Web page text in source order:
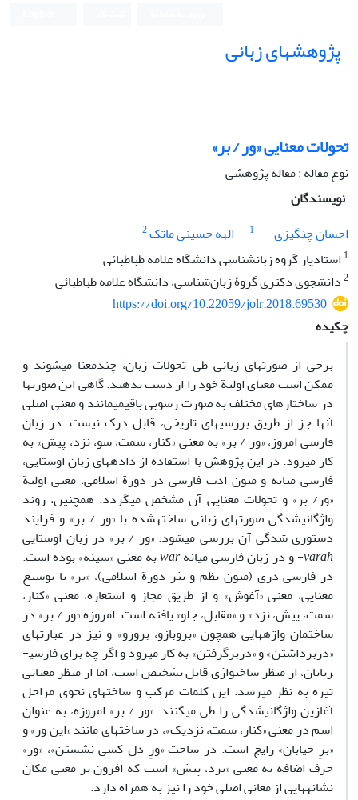
پژوهشهای زبانی
تحولات معنایی «ور / بر»
نوع مقاله : مقاله پژوهشی
نویسندگان
احسان چنگیزی
1 الهه حسینی ماتک2
1 استادیار گروه زبانشناسی دانشگاه علامه طباطبائی
2دانشجوی دکتری گروۀ زبان‌شناسی، دانشگاه علامه طباطبائی
https://doi.org/10.22059/jolr.2018.69530
چکیده
برخی از صورت­های زبانی طی تحولات زبان، چندمعنا می­شوند و
ممکن است معنای اولیة خود را از دست بدهند. گاهی این صورت­ها
در ساختار­های مختلف به صورت رسوبی باقی­می­مانند و معنی اصلی
آنها جز از طریق بررسی­های تاریخی، قابل درک نیست. در زبان
فارسی امروز، «ور / بر» به معنی «کنار، سمت، سو، نزد، پیش» به
کار می­رود. در این پژوهش با استفاده از داده­های زبان اوستایی،
فارسی میانه و متون ادب فارسی در دورة اسلامی، معنی اولیة
«ور/ بر» و تحولات معنایی آن مشخص می­گردد. همچنین، روند
واژگانی­شدگی صورت­های زبانی ساخته­شده با «ور / بر» و فرایند
دستوری شدگی آن بررسی می­شود. «ور / بر» در زبان اوستایی
varah- و در زبان فارسی میانهwarبه معنی «سینه» بوده است.
در فارسی دری (متون نظم و نثر دورة اسلامی)، «بر» با توسیع
معنایی، معنی «آغوش» و از طریق مجاز و استعاره، معنی «کنار،
سمت، پیش، نزد» و «مقابل، جلو» یافته است. امروزه «ور / بر» در
ساختمان واژه­هایی همچون «بروبازو، برورو» و نیز در عبارت­های
«دربرداشتن» و «دربرگرفتن» به کار می­رود و اگر چه برای فارسی­
زبانان، از منظر ساختواژی قابل تشخیص است، اما از منظر معنایی
تیره به نظر می­رسد. این کلمات مرکب و ساخت­های نحوی مراحل
آغازین واژگانی­شدگی را طی می­کنند. «ور / بر» امروزه، به عنوان
اسم در معنی «کنار، سمت، نزدیک»، در ساخت­های مانند «این ور» و
«برِ خیابان» رایج است. در ساخت «ورِ دل کسی نشستن»، «ور»
حرف اضافه به معنی «نزد، پیش» است که افزون بر معنی مکان
نشانه­هایی از معانی اصلی خود را نیز به همراه دارد.